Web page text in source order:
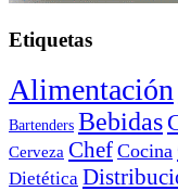
Etiquetas
Alimentación
Bartenders Bebidas
Cerveza Chef Cocina
Dietética